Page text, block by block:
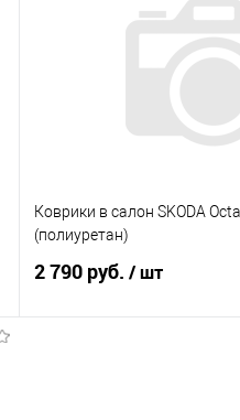
Купить в 1 клик
Коврики в салон SKODA
(полиуретан)
2 790 руб. / шт